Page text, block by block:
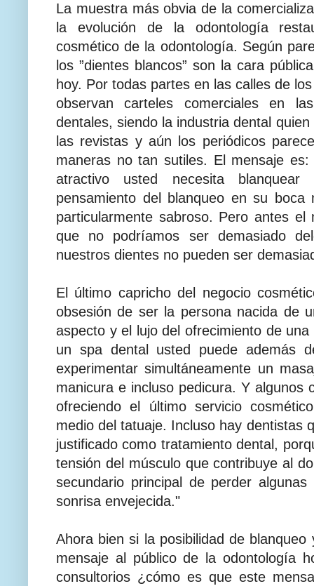
La muestra más obvia de la
la evolución de la odontología
cosmético de la odontología. Según
los ”dientes blancos” son la cara
hoy. Por todas partes en las calles de
observan carteles comerciales en
dentales, siendo la industria dental
las revistas y aún los periódicos
maneras no tan sutiles. El mensaje
atractivo usted necesita
pensamiento del blanqueo en su
particularmente sabroso. Pero antes el
que no podríamos ser demasiado
nuestros dientes no pueden ser
El último capricho del negocio
obsesión de ser la persona nacida de
aspecto y el lujo del ofrecimiento de
un spa dental usted puede además
experimentar simultáneamente un
manicura e incluso pedicura. Y algunos
ofreciendo el último servicio
medio del tatuaje. Incluso hay dentistas
justificado como tratamiento dental,
tensión del músculo que contribuye al
secundario principal de perder
sonrisa envejecida."
Ahora bien si la posibilidad de
mensaje al público de la odontología
consultorios ¿cómo es que este